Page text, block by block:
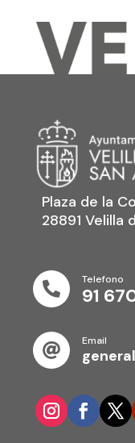
Plaza de la
28891 Velilla

Telefono
91

Email